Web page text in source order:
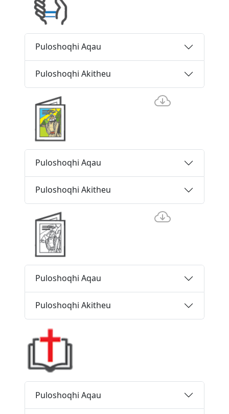
Puloshoqhi Aqau
Puloshoqhi Akitheu
Puloshoqhi Aqau
Puloshoqhi Akitheu
Puloshoqhi Aqau
Puloshoqhi Akitheu
Puloshoqhi Aqau